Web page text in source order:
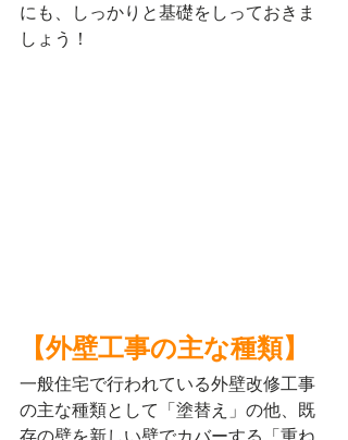
にも、しっかりと基礎をしっておきま
しょう！
【外壁工事の主な種類】
一般住宅で行われている外壁改修工事
の主な種類として「塗替え」の他、既